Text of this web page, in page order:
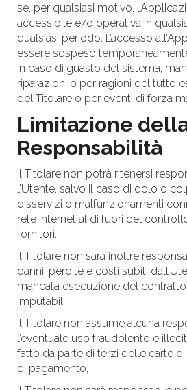
se, per qualsiasi motivo,
accessibile e/o operativa in
qualsiasi periodo. L’accesso
essere sospeso
in caso di guasto del sistema,
riparazioni o per ragioni del tutto
del Titolare o per eventi di forza
Limitazione
Responsabilità
Il Titolare non potrà ritenersi
l’Utente, salvo il caso di dolo o
disservizi o malfunzionamenti
rete internet al di fuori del
fornitori.
Il Titolare non sarà inoltre
danni, perdite e costi subiti
mancata esecuzione del
imputabili.
Il Titolare non assume alcuna
l’eventuale uso fraudolento e
fatto da parte di terzi delle carte
di pagamento,